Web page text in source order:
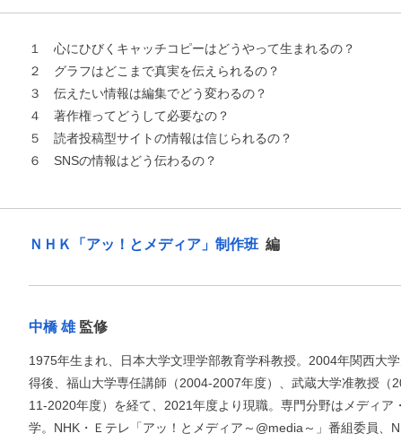
お支払いに進む
１ 心にひびくキャッチコピーはどうやって生まれるの？
２ グラフはどこまで真実を伝えられるの？
３ 伝えたい情報は編集でどう変わるの？
４ 著作権ってどうして必要なの？
５ 読者投稿型サイトの情報は信じられるの？
６ SNSの情報はどう伝わるの？
ＮＨＫ「アッ！とメディア」制作班 編
中橋 雄監修
1975年生まれ、日本大学文理学部教育学科教授。2004年関西大
得後、福山大学専任講師（2004-2007年度）、武蔵大学准教授（
11-2020年度）を経て、2021年度より現職。専門分野はメディア
学。NHK・Ｅテレ「アッ！とメディア～@media～」番組委員、